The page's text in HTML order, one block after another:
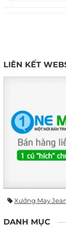
LIÊN KẾT
Xưởng May
DANH MỤC